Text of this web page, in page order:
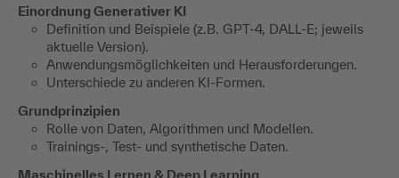
Einordnung Generativer KI
Definition und Beispiele (z.B. GPT-4, DALL-E; jeweils
aktuelle Version).
Anwendungsmöglichkeiten und Herausforderungen.
Unterschiede zu anderen KI-Formen.
Grundprinzipien
Rolle von Daten, Algorithmen und Modellen.
Trainings-, Test- und synthetische Daten.
Maschinelles Lernen & Deep Learning